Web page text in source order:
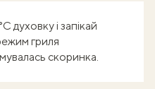
духовку і запікай
гриля
скоринка.